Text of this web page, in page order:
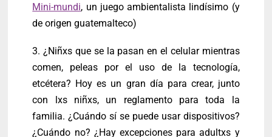
Mini-mundi, un juego ambientalista lindísimo (y
de origen guatemalteco)
3. ¿Niñxs que se la pasan en el celular mientras
comen, peleas por el uso de la tecnología,
etcétera? Hoy es un gran día para crear, junto
con lxs niñxs, un reglamento para toda la
familia. ¿Cuándo sí se puede usar dispositivos?
¿Cuándo no? ¿Hay excepciones para adultxs y